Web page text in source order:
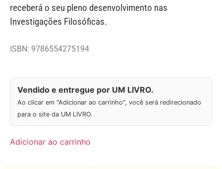
receberá o seu pleno desenvolvimento nas
Investigações Filosóficas.
ISBN: 9786554275194
Vendido e entregue por UM LIVRO.
Ao clicar em "Adicionar ao carrinho", você será redirecionado
para o site da UM LIVRO.
Adicionar ao carrinho